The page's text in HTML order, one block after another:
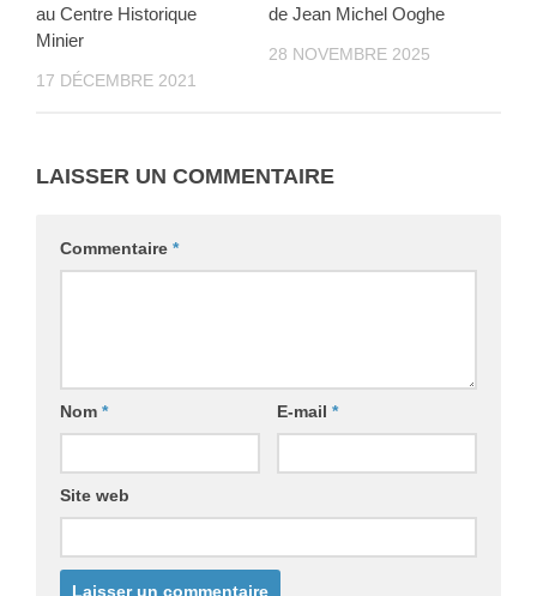
au Centre Historique
Minier
17 DÉCEMBRE 2021
de Jean Michel Ooghe
28 NOVEMBRE 2025
LAISSER UN COMMENTAIRE
Commentaire *
Nom * E-mail *
Site web